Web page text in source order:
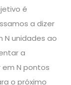
é
a dizer
N unidades ao
a
em N pontos
o próximo